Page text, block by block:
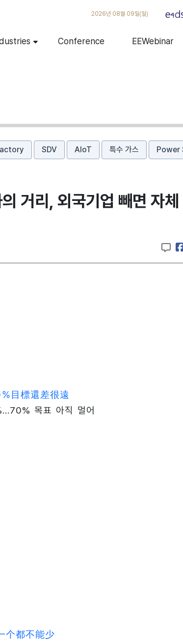
2026년 08월 09일(일)
Conference EEWebinar
SDV AIoT 특수 가스 Power
거리, 외국기업 빼면 자체
目標還差很遠
목표 아직 멀어
个都不能少